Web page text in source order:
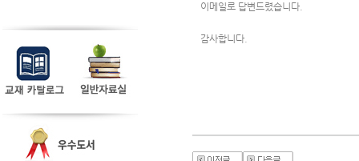
이메일로 답변드렸습니다.
감사합니다.